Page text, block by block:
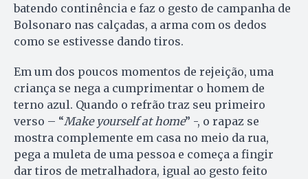
batendo continência e faz o gesto de campanha de
Bolsonaro nas calçadas, a arma com os dedos
como se estivesse dando tiros.
Em um dos poucos momentos de rejeição, uma
criança se nega a cumprimentar o homem de
terno azul. Quando o refrão traz seu primeiro
verso – “Make yourself at home” -, o rapaz se
mostra complemente em casa no meio da rua,
pega a muleta de uma pessoa e começa a fingir
dar tiros de metralhadora, igual ao gesto feito